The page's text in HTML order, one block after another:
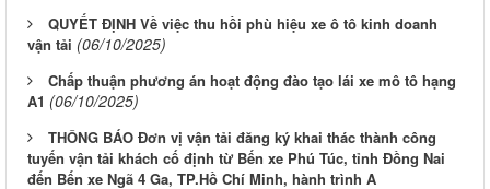
QUYẾT ĐỊNH Về việc thu hồi phù hiệu xe ô tô kinh doanh
vận tải (06/10/2025)
Chấp thuận phương án hoạt động đào tạo lái xe mô tô hạng
A1 (06/10/2025)
THÔNG BÁO Đơn vị vận tải đăng ký khai thác thành công
tuyến vận tải khách cố định từ Bến xe Phú Túc, tỉnh Đồng Nai
đến Bến xe Ngã 4 Ga, TP.Hồ Chí Minh, hành trình A